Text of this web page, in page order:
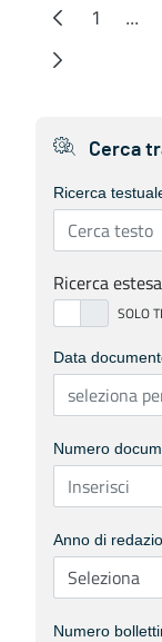
Pagina
1 ...
Cerca
Ricerca
Ricerca
Data
Numero
Anno di
Numero